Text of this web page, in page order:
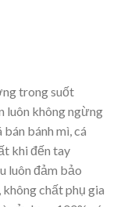
trong suốt
luôn không ngừng
bánh mì, cá
khi đến tay
luôn đảm bảo
chất phụ gia